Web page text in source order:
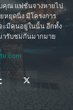
บคุณ แฟชั่นจางหายไป
หยุดนิ่ง มีโครงการ
ะมีคนอยู่ในนั้น อีกทั้ง
ารับชมกันมากมาย